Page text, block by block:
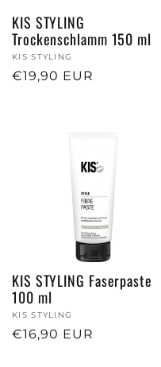
KIS STYLING
Trockenschlamm 150 ml
Anbieter:
KIS STYLING
Normaler
€19,90 EUR
KIS STYLING Faserpaste
100 ml
Anbieter:
KIS STYLING
Normaler
€16,90 EUR